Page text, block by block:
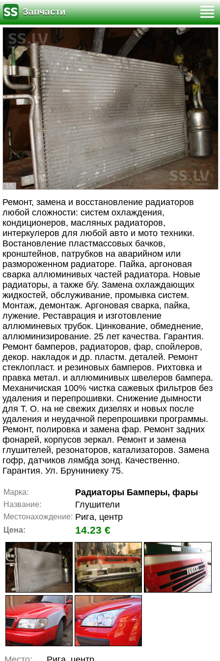
Запчасти
1/5
Ремонт, замена и восстановление радиаторов
любой сложности: систем охлаждения,
кондиционеров, масляных радиаторов,
интеркулеров для любой авто и мото техники.
Востановление пластмассовых бачков,
кронштейнов, патрубков на аварийном или
размороженном радиаторе. Пайка, аргоновая
сварка аллюминивых частей радиатора. Новые
радиаторы, а также б/у. Замена охлаждающих
жидкостей, обслуживание, промывка систем.
Монтаж, демонтаж. Аргоновая сварка, пайка,
лужение. Реставрация и изготовление
аллюминевых трубок. Цинкование, обмеднение,
аллюминизирование. 25 лет качества. Гарантия.
Ремонт бамперов, радиаторов, фар, спойлеров,
декор. накладок и др. пластм. деталей. Ремонт
стеклопласт. и резиновых бамперов. Рихтовка и
правка метал. и аллюминивых швелеров бампера.
Механичиская 100% чистка сажевых фильтров без
удаления и перепрошивки. Снижение дымности
для Т. О. на не свежих дизелях и новых после
удаления и неудачной перепрошивки программы.
Ремонт, полировка и замена фар. Ремонт задних
фонарей, корпусов зеркал. Ремонт и замена
глушителей, резонаторов, катализаторов. Замена
гофр, датчиков лямбда зонд. Качественно.
Гарантия. Ул. Бруниниеку 75.
Марка: Радиаторы Бамперы, фары
Название: Глушители
Местонахождение: Рига, центр
Цена: 14.23 €